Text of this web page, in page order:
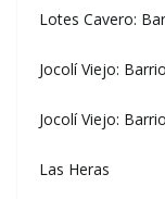
Lotes Cavero:
Jocolí Viejo:
Jocolí Viejo:
Las Heras